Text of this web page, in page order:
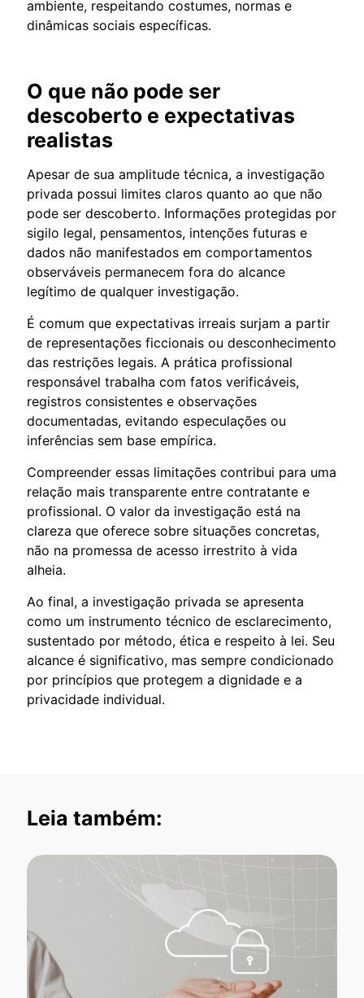
ambiente, respeitando costumes, normas e
dinâmicas sociais específicas.
O que não pode ser
descoberto e expectativas
realistas
Apesar de sua amplitude técnica, a investigação
privada possui limites claros quanto ao que não
pode ser descoberto. Informações protegidas por
sigilo legal, pensamentos, intenções futuras e
dados não manifestados em comportamentos
observáveis permanecem fora do alcance
legítimo de qualquer investigação.
É comum que expectativas irreais surjam a partir
de representações ficcionais ou desconhecimento
das restrições legais. A prática profissional
responsável trabalha com fatos verificáveis,
registros consistentes e observações
documentadas, evitando especulações ou
inferências sem base empírica.
Compreender essas limitações contribui para uma
relação mais transparente entre contratante e
profissional. O valor da investigação está na
clareza que oferece sobre situações concretas,
não na promessa de acesso irrestrito à vida
alheia.
Ao final, a investigação privada se apresenta
como um instrumento técnico de esclarecimento,
sustentado por método, ética e respeito à lei. Seu
alcance é significativo, mas sempre condicionado
por princípios que protegem a dignidade e a
privacidade individual.
Leia também: